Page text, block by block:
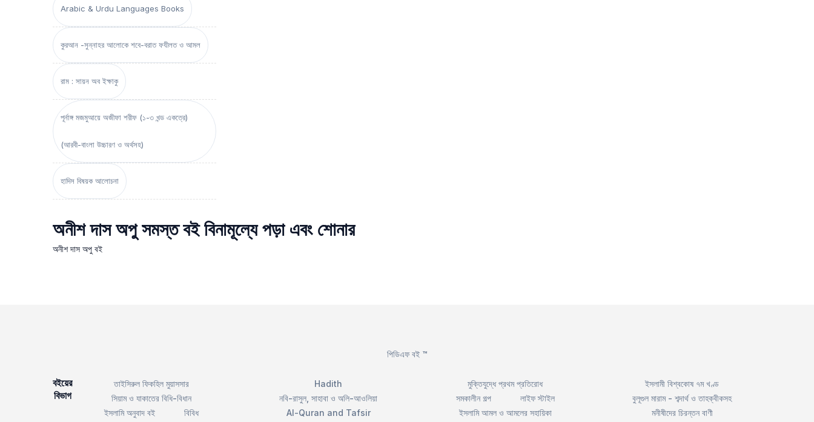
Arabic & Urdu Languages Books
কুরআন -সুন্নাহর আলোকে শবে-বরাত ফযীলত ও আমল
রাম : সায়ন অব ইক্ষাকু
পূর্নাঙ্গ মজমুআয়ে অজীফা শরীফ (১-৩ খন্ড একত্রে)
(আরবী-বাংলা উচ্চারণ ও অর্থসহ)
হাদিস বিষয়ক আলোচনা
অনীশ দাস অপু সমস্ত বই বিনামূল্যে পড়া এবং শোনার
অনীশ দাস অপু বই
পিডিএফ বই ™
বইয়ের
বিভাগ
তাইসিরুল ফিকহিল মুয়াসসার
সিয়াম ও যাকাতের বিধি-বিধান
ইসলামি অনুবাদ বই
বিবিধ
Hadith
নবি-রাসুল, সাহাবা ও অলি-আওলিয়া
Al-Quran and Tafsir
মুক্তিযুদ্ধে প্রথম প্রতিরোধ
সমকালীন গল্প
লাইফ স্টাইল
ইসলামি আমল ও আমলের সহায়িকা
ইসলামী বিশ্বকোষ ৭ম খণ্ড
বুলূগুল মারাম - শব্দার্থ ও তাহক্বীকসহ
মনীষীদের চিরন্তন বাণী